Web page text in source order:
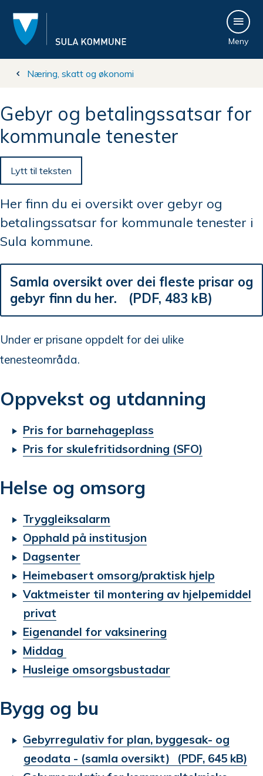
u
l
a
k
m
n
e
Meny
Du
Næring, skatt og økonomi
Gebyr og betalingssatsar for
kommunale tenester
Lytt til teksten
Her finn du ei oversikt over gebyr og
betalingssatsar for kommunale tenester i
Sula kommune.
Samla oversikt over dei fleste prisar og
gebyr finn du her.
(PDF, 483 kB)
Under er prisane oppdelt for dei ulike
tenesteområda.
Oppvekst og utdanning
Pris for barnehageplass
Pris for skulefritidsordning (SFO)
Helse og omsorg
Tryggleiksalarm
Opphald på institusjon
Dagsenter
Heimebasert omsorg/praktisk hjelp
Vaktmeister til montering av hjelpemiddel
privat
Eigenandel for vaksinering
Middag
Husleige omsorgsbustadar
Bygg og bu
Gebyrregulativ for plan, byggesak- og
geodata - (samla oversikt)
(PDF, 645 kB)